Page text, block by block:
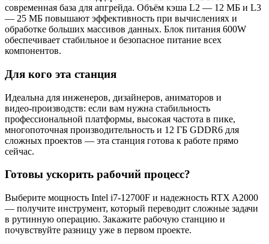
современная база для апгрейда. Объём кэша L2 — 12 МБ и L3
— 25 МБ повышают эффективность при вычислениях и
обработке больших массивов данных. Блок питания 600W
обеспечивает стабильное и безопасное питание всех
компонентов.
Для кого эта станция
Идеальна для инженеров, дизайнеров, аниматоров и
видео‑производств: если вам нужна стабильность
профессиональной платформы, высокая частота в пике,
многопоточная производительность и 12 ГБ GDDR6 для
сложных проектов — эта станция готова к работе прямо
сейчас.
Готовы ускорить рабочий процесс?
Выберите мощность Intel i7-12700F и надежность RTX A2000
— получите инструмент, который переводит сложные задачи
в рутинную операцию. Закажите рабочую станцию и
почувствуйте разницу уже в первом проекте.